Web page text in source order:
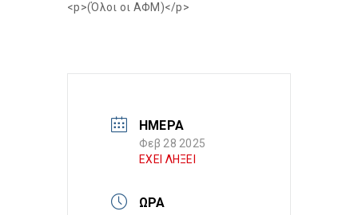
<p>(Όλοι οι ΑΦΜ)</p>
ΗΜΕΡΑ
Φεβ 28 2025
ΕΧΕΙ ΛΗΞΕΙ
ΩΡΑ